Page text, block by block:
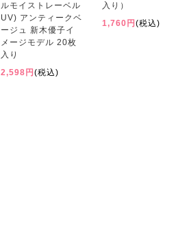
ルモイストレーベル
UV) アンティークベ
ージュ 新木優子イ
メージモデル 20枚
入り
2,598円 (税込)
入り）
1,760円 (税込)